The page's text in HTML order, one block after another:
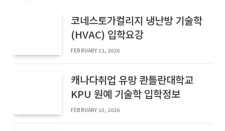
코네스토가컬리지 냉난방 기술학
(HVAC) 입학요강
FEBRUARY 13, 2026
캐나다취업 유망 콴틀란대학교
KPU 원예 기술학 입학정보
FEBRUARY 10, 2026